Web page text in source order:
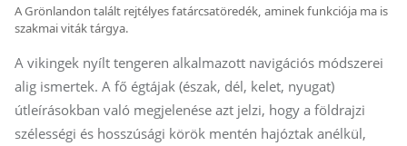
A Grönlandon talált rejtélyes fatárcsatöredék, aminek funkciója ma is
szakmai viták tárgya.
A vikingek nyílt tengeren alkalmazott navigációs módszerei
alig ismertek. A fő égtájak (észak, dél, kelet, nyugat)
útleírásokban való megjelenése azt jelzi, hogy a földrajzi
szélességi és hosszúsági körök mentén hajóztak anélkül,